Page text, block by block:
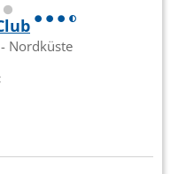
Nordküste